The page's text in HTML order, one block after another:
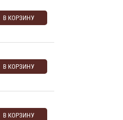
В КОРЗИНУ
В КОРЗИНУ
В КОРЗИНУ